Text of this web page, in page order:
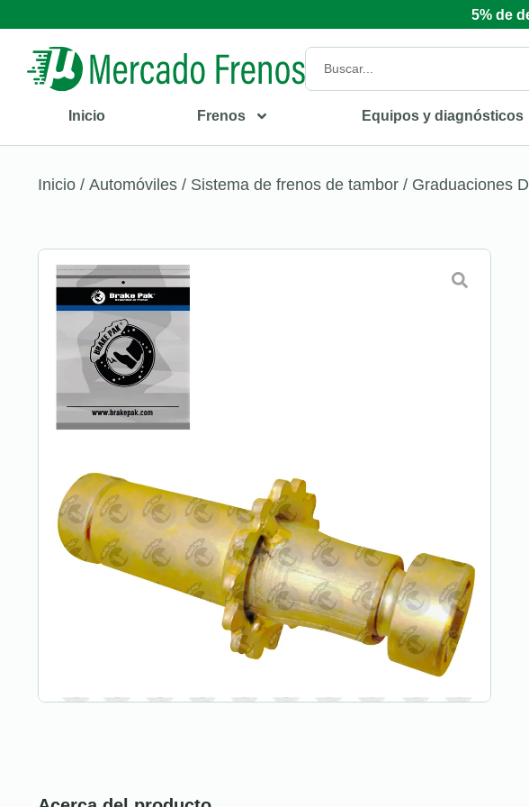
5% de
Inicio Frenos Equipos y diagnósticos
Inicio / Automóviles / Sistema de frenos de tambor / Graduaciones